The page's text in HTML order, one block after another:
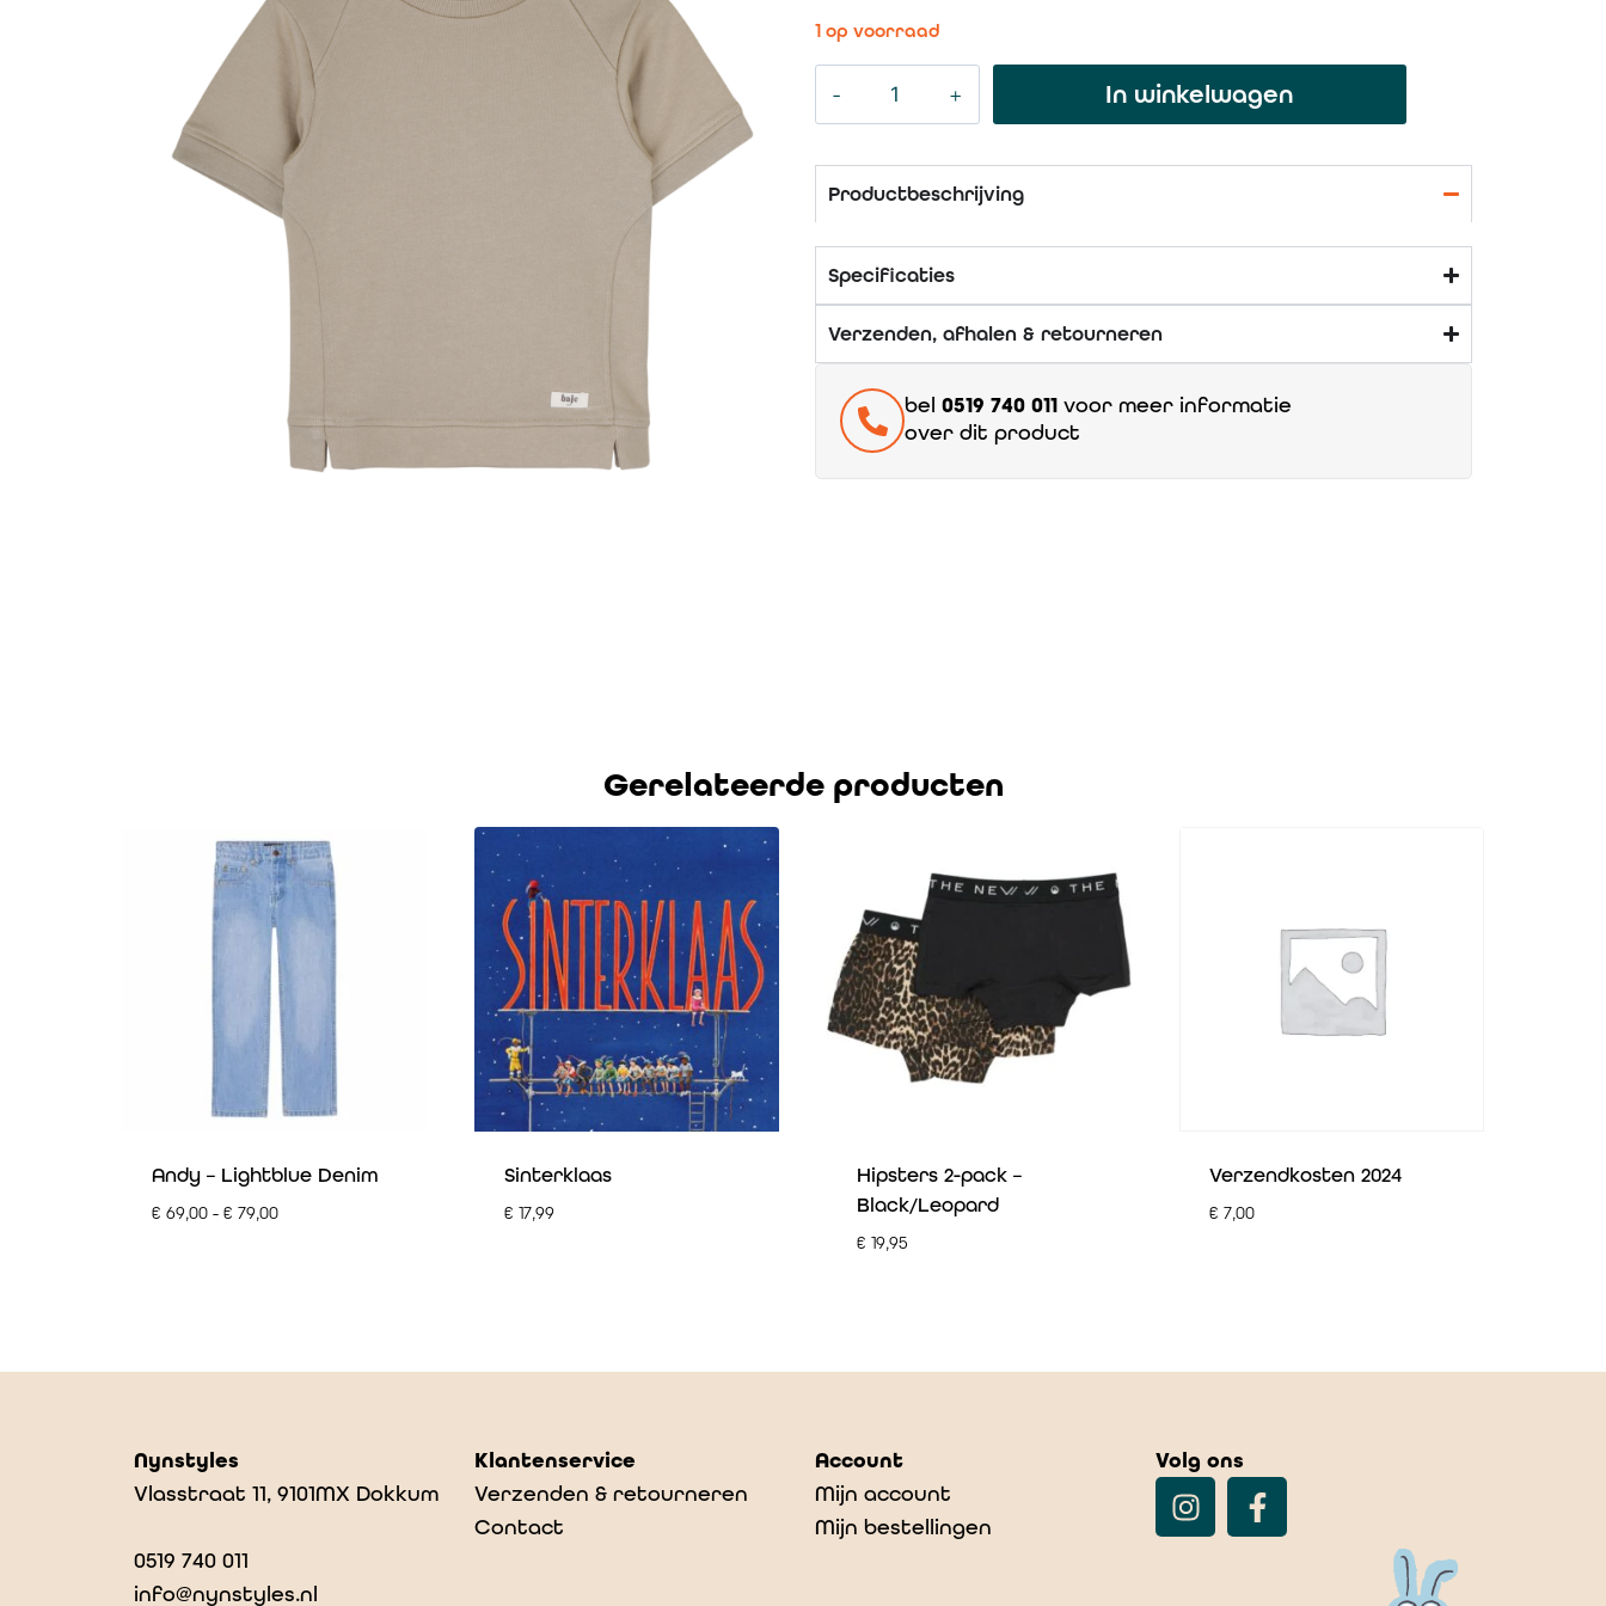
1 op voorraad
In winkelwagen
Productbeschrijving
Specificaties
Verzenden, afhalen & retourneren
bel 0519 740 011 voor meer informatie
over dit product
Gerelateerde producten
Andy – Lightblue Denim
€ 69,00 - € 79,00
Sinterklaas
€ 17,99
Hipsters 2-pack –
Black/Leopard
€ 19,95
Verzendkosten 2024
€ 7,00
Nynstyles
Vlasstraat 11, 9101MX Dokkum
0519 740 011
info@nynstyles.nl
Klantenservice
Verzenden & retourneren
Contact
Account
Mijn account
Mijn bestellingen
Volg ons